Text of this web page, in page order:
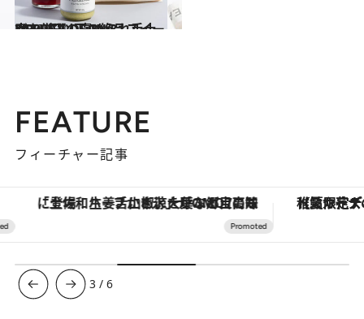
2019.8.3
3,000円以下の絶品スイーツを厳選 DEAN & DELUCAの褒められ手土産
グルメ
FEATURE
フィーチャー記事
「土佐和ハーブかき氷」がOMO7高知に登場！生姜、山椒、大葉など目にも舌にも涼を呼ぶ郷土の味 【夏限定ディナーコース】旬を
3 /6